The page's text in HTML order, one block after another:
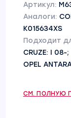
Артикул:
Аналоги:
K015634XS
Подходит
CRUZE: I 08-
OPEL
СМ. ПОЛНУЮ